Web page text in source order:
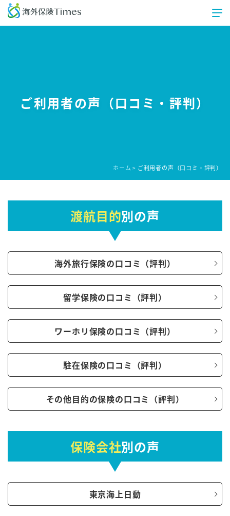
ご利用者の声（口コミ・評判）
ホーム > ご利用者の声（口コミ・評判）
渡航目的別の声
海外旅行保険の口コミ（評判）
留学保険の口コミ（評判）
ワーホリ保険の口コミ（評判）
駐在保険の口コミ（評判）
その他目的の保険の口コミ（評判）
保険会社別の声
東京海上日動